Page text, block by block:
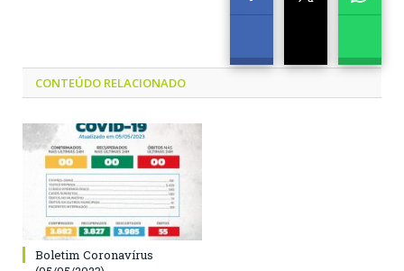
CONTEÚDO RELACIONADO
Boletim Coronavírus